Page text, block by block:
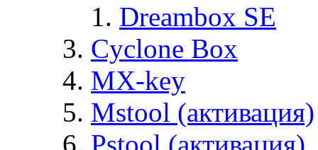
Dreambox SE
Cyclone Box
MX-key
Mstool (активация)